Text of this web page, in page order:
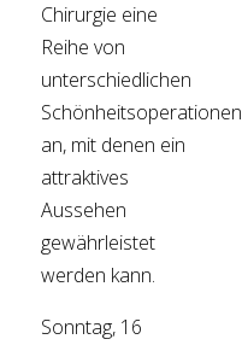
Chirurgie eine
Reihe von
unterschiedlichen
Schönheitsoperationen
an, mit denen ein
attraktives
Aussehen
gewährleistet
werden kann.
Sonntag, 16